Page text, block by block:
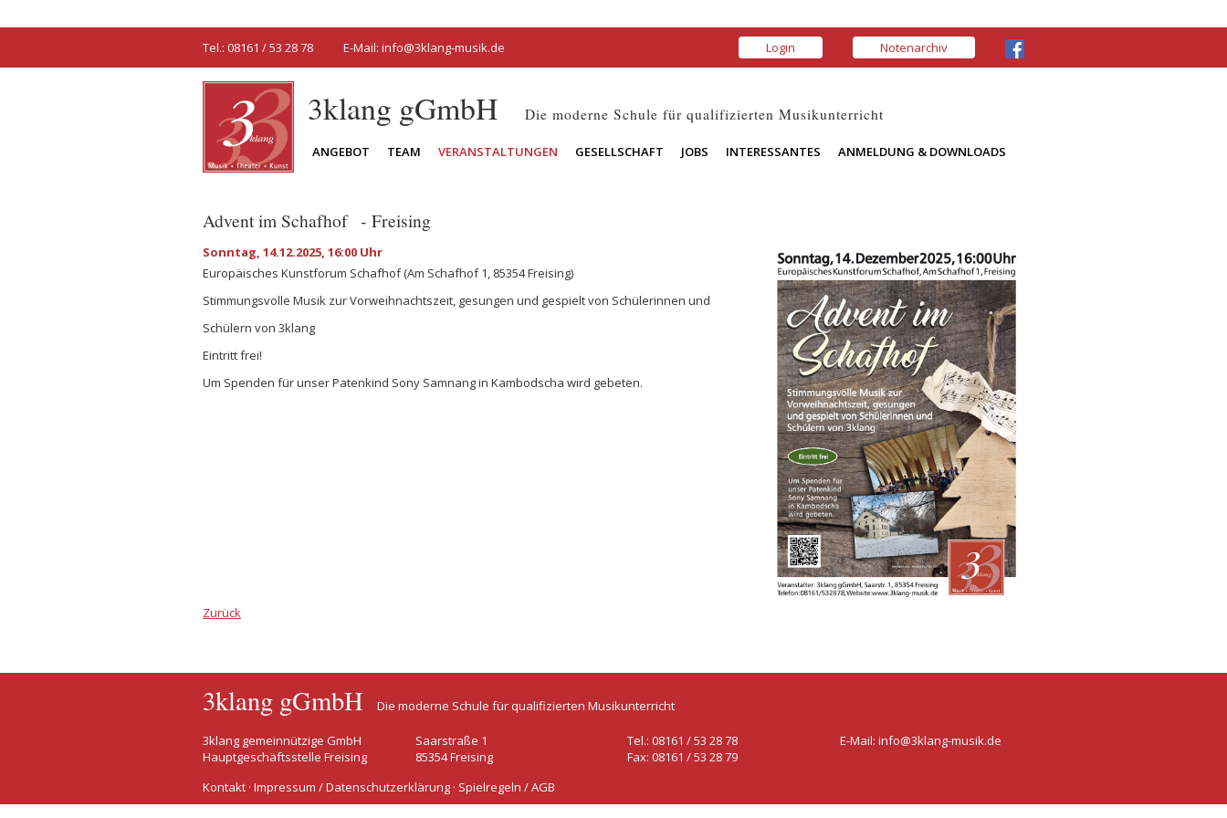
Tel.: 08161 / 53 28 78 E-Mail: info@3klang-musik.de Login Notenarchiv
3klang gGmbH Die moderne Schule für qualifizierten Musikunterricht
ANGEBOT TEAM VERANSTALTUNGEN GESELLSCHAFT JOBS INTERESSANTES ANMELDUNG & DOWNLOADS
Advent im Schafhof - Freising
Sonntag, 14.12.2025, 16:00 Uhr
Europäisches Kunstforum Schafhof(Am Schafhof 1, 85354 Freising)
Stimmungsvolle Musik zur Vorweihnachtszeit, gesungen und gespielt von Schülerinnen und
Schülern von 3klang
Eintritt frei!
Um Spenden für unser Patenkind Sony Samnang in Kambodscha wird gebeten.
Zurück
3klang gGmbH Die moderne Schule für qualifizierten Musikunterricht
3klang gemeinnützige GmbH
Hauptgeschäftsstelle Freising
Saarstraße 1
85354 Freising
Tel.: 08161 / 53 28 78
Fax: 08161 / 53 28 79
E-Mail: info@3klang-musik.de
Kontakt · Impressum / Datenschutzerklärung · Spielregeln / AGB